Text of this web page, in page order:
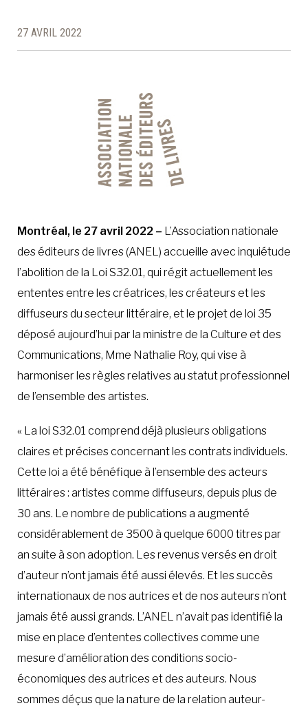
27 AVRIL 2022
Montréal, le 27 avril 2022 – L’Association nationale
des éditeurs de livres (ANEL) accueille avec inquiétude
l’abolition de la Loi S32.01, qui régit actuellement les
ententes entre les créatrices, les créateurs et les
diffuseurs du secteur littéraire, et le projet de loi 35
déposé aujourd’hui par la ministre de la Culture et des
Communications, Mme Nathalie Roy, qui vise à
harmoniser les règles relatives au statut professionnel
de l’ensemble des artistes.
« La loi S32.01 comprend déjà plusieurs obligations
claires et précises concernant les contrats individuels.
Cette loi a été bénéfique à l’ensemble des acteurs
littéraires : artistes comme diffuseurs, depuis plus de
30 ans. Le nombre de publications a augmenté
considérablement de 3500 à quelque 6000 titres par
an suite à son adoption. Les revenus versés en droit
d’auteur n’ont jamais été aussi élevés. Et les succès
internationaux de nos autrices et de nos auteurs n’ont
jamais été aussi grands. L’ANEL n’avait pas identifié la
mise en place d’ententes collectives comme une
mesure d’amélioration des conditions socio-
économiques des autrices et des auteurs. Nous
sommes déçus que la nature de la relation auteur-